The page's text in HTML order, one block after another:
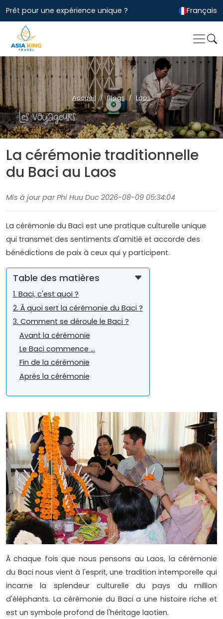
Prêt pour une expérience unique ? Français
Accueil Blogs Laos
La cérémonie traditionnelle
du Baci au Laos
Mis à jour par Phi Huu Duc 2026-08-09 05:34:04
La cérémonie du Baci est une pratique culturelle unique
qui transmet des sentiments d'amitié et accorde des
bénédictions de paix à ceux qui y participent.
Table des matières
1. Baci, c'est quoi ?
2. À quoi sert la cérémonie du Baci ?
3. Comment se déroule le Baci ?
Avant la cérémonie
Le Baci commence ...
Fin de la cérémonie
Après la cérémonie
À chaque fois que nous pensons au Laos, la cérémonie
du Baci nous vient à l'esprit, une tradition intemporelle qui
incarne la splendeur culturelle du pays du million
d'éléphants. La cérémonie du Baci a une histoire riche et
est un symbole profond de l'héritage laotien.